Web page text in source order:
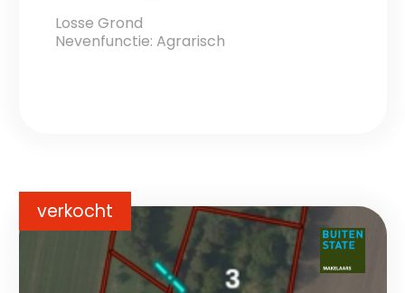
Losse Grond
Nevenfunctie: Agrarisch
verkocht